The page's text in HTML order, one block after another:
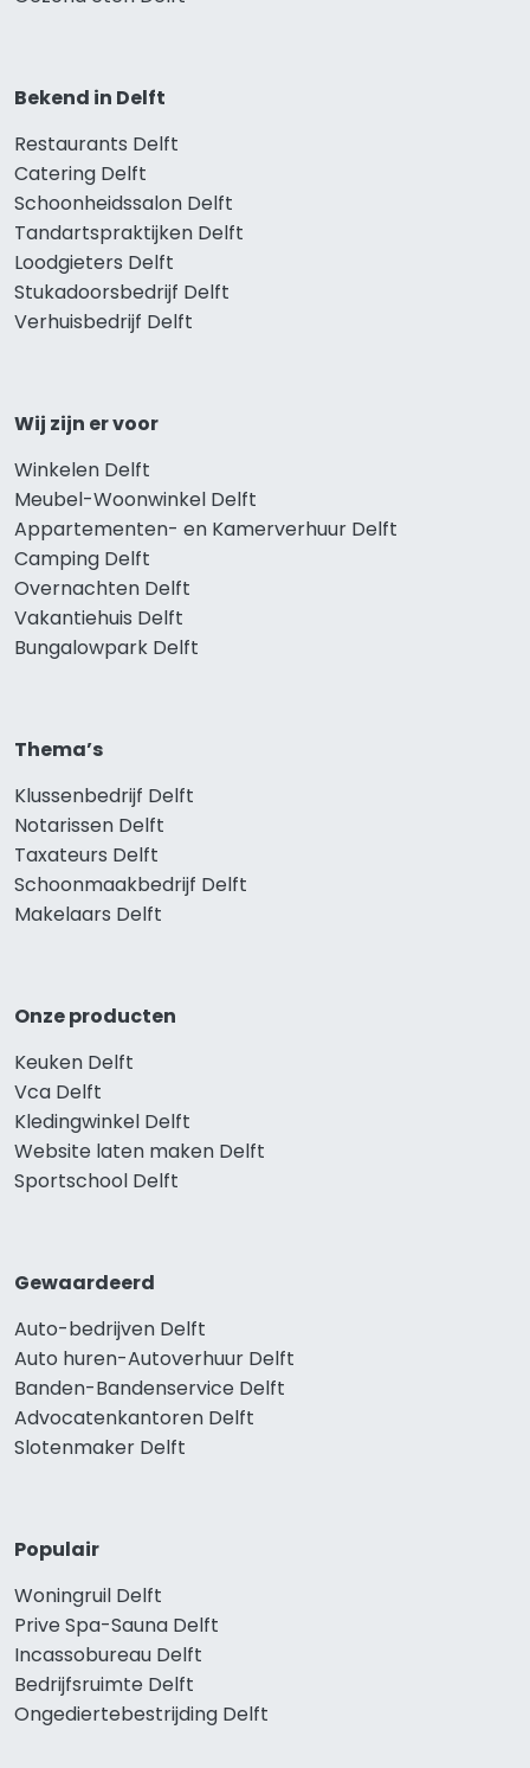
Bekend in Delft
Restaurants Delft
Catering Delft
Schoonheidssalon Delft
Tandartspraktijken Delft
Loodgieters Delft
Stukadoorsbedrijf Delft
Verhuisbedrijf Delft
Wij zijn er voor
Winkelen Delft
Meubel-Woonwinkel Delft
Appartementen- en Kamerverhuur Delft
Camping Delft
Overnachten Delft
Vakantiehuis Delft
Bungalowpark Delft
Thema’s
Klussenbedrijf Delft
Notarissen Delft
Taxateurs Delft
Schoonmaakbedrijf Delft
Makelaars Delft
Onze producten
Keuken Delft
Vca Delft
Kledingwinkel Delft
Website laten maken Delft
Sportschool Delft
Gewaardeerd
Auto-bedrijven Delft
Auto huren-Autoverhuur Delft
Banden-Bandenservice Delft
Advocatenkantoren Delft
Slotenmaker Delft
Populair
Woningruil Delft
Prive Spa-Sauna Delft
Incassobureau Delft
Bedrijfsruimte Delft
Ongediertebestrijding Delft